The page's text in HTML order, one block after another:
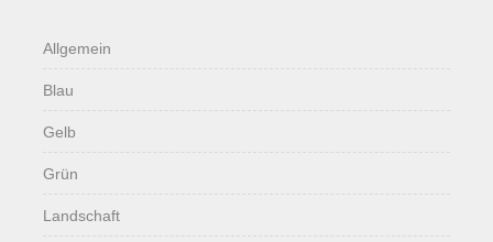
Allgemein
Blau
Gelb
Grün
Landschaft